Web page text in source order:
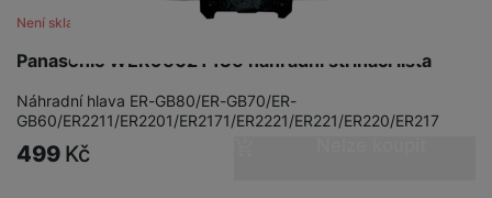
Panasonic WER9602Y136 náhradní střihací lišta
Není skladem
Náhradní hlava ER-GB80/ER-GB70/ER-
GB60/ER2211/ER2201/ER2171/ER2221/ER221/ER220/ER217
499 Kč